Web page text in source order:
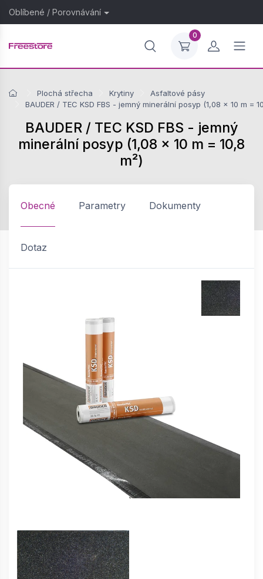
Oblíbené / Porovnávání
0
Plochá střecha Krytiny
Asfaltové pásy
BAUDER / TEC KSD FBS - jemný minerální posyp (1,08 × 10 m =
BAUDER / TEC KSD FBS - jemný
minerální posyp (1,08 × 10 m = 10,8
m²)
Obecné Parametry Dokumenty
Dotaz